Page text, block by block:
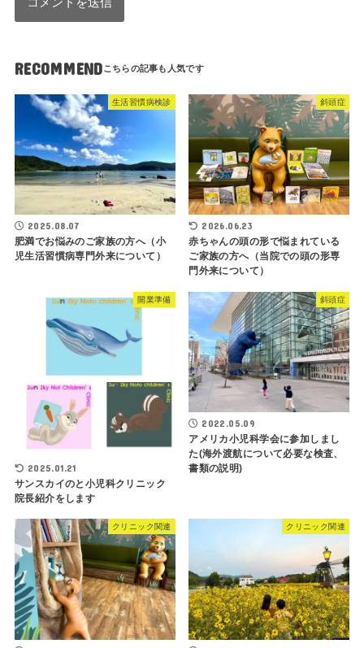
RECOMMEND
生活習慣病検診
2025.08.07
肥満でお悩みのご家族の方へ（小
児生活習慣病専門外来について）
斜頭症
2026.06.23
赤ちゃんの頭の形で悩まれている
ご家族の方へ（当院での頭の形専
門外来について）
開業準備
2025.01.21
サンスカイのと小児科クリニック
院長紹介をします
斜頭症
2022.05.09
アメリカ小児科学会に参加しまし
た(海外渡航について必要な検査、
書類の説明)
クリニック関連 クリニック関連